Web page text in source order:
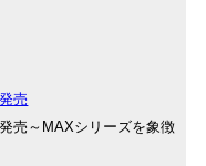
売
売～MAXシリーズを象徴